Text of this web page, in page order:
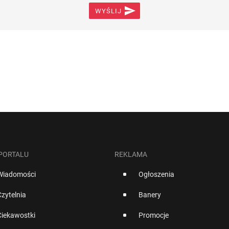
WYŚLIJ 
REKLAMA
Ogłoszenia
Banery
Promocje